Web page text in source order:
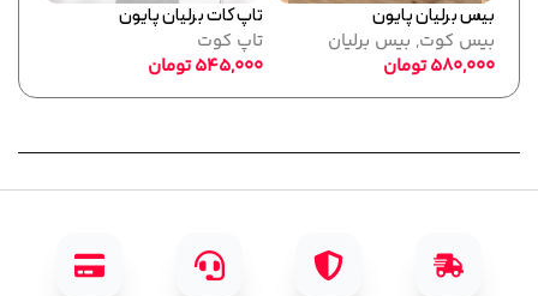
بیس برلیان پایون
بیس کوت, بیس برلیان
580,000تومان
تاپ کات برلیان پایون
تاپ کوت
545,000تومان